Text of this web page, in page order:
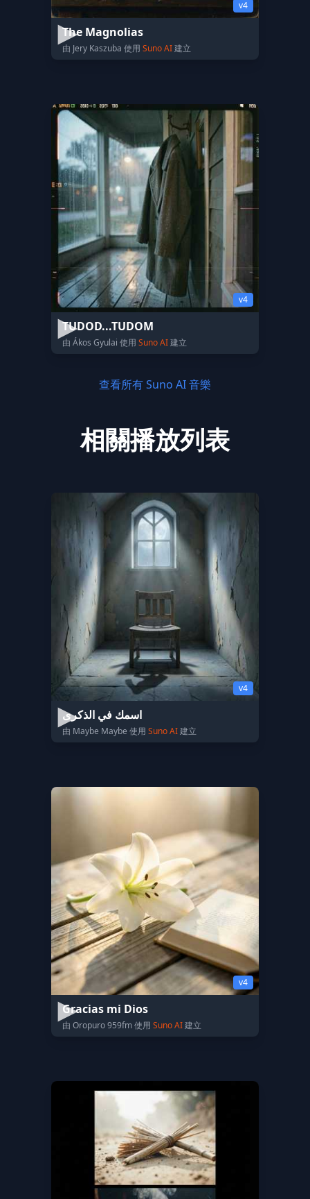
v4
The Magnolias
由 Jery Kaszuba 使用 Suno AI建立
v4
TUDOD...TUDOM
由 Ákos Gyulai 使用 Suno AI建立
查看所有 Suno AI 音樂
相關播放列表
v4
اسمك في الذكرى
由 Maybe Maybe 使用 Suno AI建立
v4
Gracias mi Dios
由 Oropuro 959fm 使用 Suno AI建立